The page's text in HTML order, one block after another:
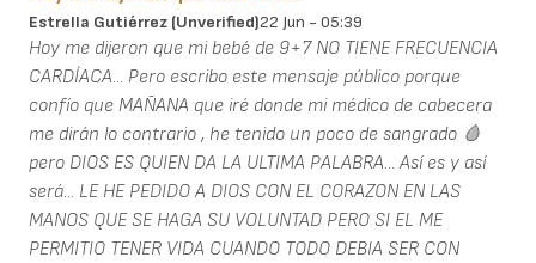
Estrella Gutiérrez (unverified)22 Jun - 05:39
Hoy me dijeron que mi bebé de 9+7 NO TIENE FRECUENCIA
CARDÍACA... Pero escribo este mensaje público porque
confío que MAÑANA que iré donde mi médico de cabecera
me dirán lo contrario , he tenido un poco de sangrado 🩸
pero DIOS ES QUIEN DA LA ULTIMA PALABRA... Así es y así
será... LE HE PEDIDO A DIOS CON EL CORAZON EN LAS
MANOS QUE SE HAGA SU VOLUNTAD PERO SI EL ME
PERMITIO TENER VIDA CUANDO TODO DEBIA SER CON